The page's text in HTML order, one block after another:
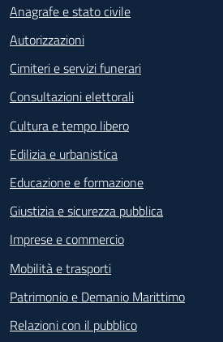
Anagrafe e stato civile
Autorizzazioni
Cimiteri e servizi funerari
Consultazioni elettorali
Cultura e tempo libero
Edilizia e urbanistica
Educazione e formazione
Giustizia e sicurezza pubblica
Imprese e commercio
Mobilità e trasporti
Patrimonio e Demanio Marittimo
Relazioni con il pubblico